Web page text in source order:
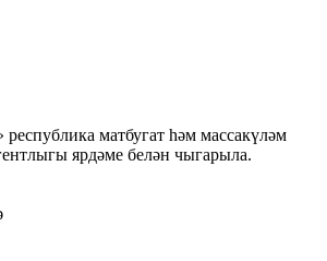
республика матбугат һәм массакүләм
ярдәме белән чыгарыла.